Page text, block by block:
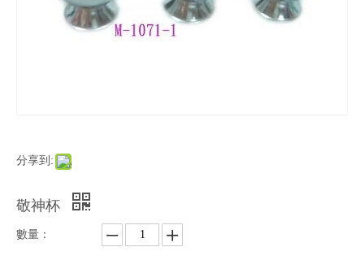
分享到:
敬神杯
數量：